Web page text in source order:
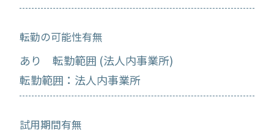
転勤の可能性有無
あり 転勤範囲 (法人内事業所)
転勤範囲：法人内事業所
試用期間有無